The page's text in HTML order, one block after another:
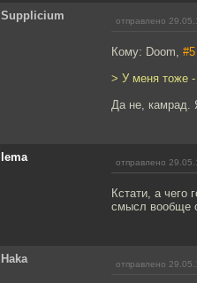
Supplicium отправлено
Кому: Doom, #5
> У меня тоже -
Да не, камрад.
lema отправлено
Кстати, а чего
смысл вообще
Haka отправлено